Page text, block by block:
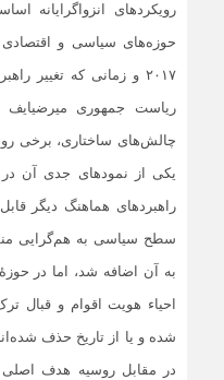
رویکردهای انزواگرایانه
حوزه‌های سیاسی و
۲۰۱۷ و زمانی که تغییر
ریاست جمهوری
چالش‌های ساختاری، برخی
یکی از نمودهای جدی آن
راهبردهای هماهنگ دیگر
سطح سیاسی به هم‌گرایی
به آن اضافه شد، اما در
احیاء هویت اقوام و
شده‌ و یا از تاریخ حذف
در مقابل روسیه هدف اصلی